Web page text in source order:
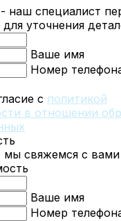
наш специалист
уточнения
Ваше имя
Номер
с политикой
в отношении
мы свяжемся с
Ваше имя
Номер